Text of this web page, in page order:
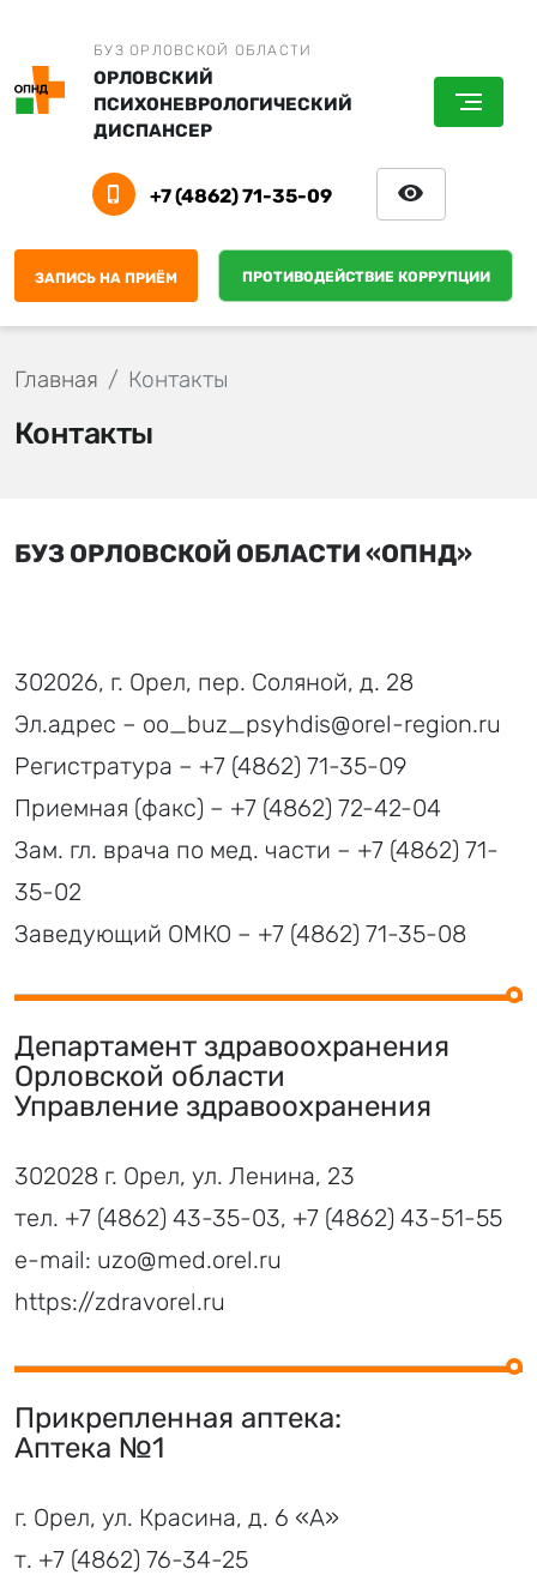
БУЗ ОРЛОВСКОЙ ОБЛАСТИ
ОРЛОВСКИЙ
ПСИХОНЕВРОЛОГИЧЕСКИЙ
ДИСПАНСЕР
+7 (4862) 71-35-09
ЗАПИСЬ НА ПРИЁМ ПРОТИВОДЕЙСТВИЕ КОРРУПЦИИ
Главная Контакты
Контакты
БУЗ ОРЛОВСКОЙ ОБЛАСТИ «ОПНД»
302026, г. Орел, пер. Соляной, д. 28
Эл.адрес – oo_buz_psyhdis@orel-region.ru
Регистратура – +7 (4862) 71-35-09
Приемная (факс) – +7 (4862) 72-42-04
Зам. гл. врача по мед. части – +7 (4862) 71-
35-02
Заведующий ОМКО – +7 (4862) 71-35-08
Департамент здравоохранения
Орловской области
Управление здравоохранения
302028 г. Орел, ул. Ленина, 23
тел. +7 (4862) 43-35-03, +7 (4862) 43-51-55
e-mail: uzo@med.orel.ru
https://zdravorel.ru
Прикрепленная аптека:
Аптека №1
г. Орел, ул. Красина, д. 6 «А»
т. +7 (4862) 76-34-25